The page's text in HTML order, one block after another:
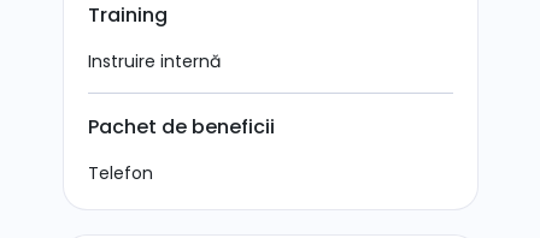
Training
Instruire internă
Pachet de beneficii
Telefon